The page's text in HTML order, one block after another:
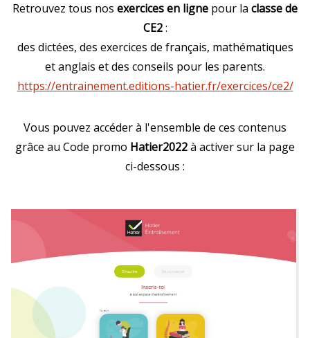
Retrouvez tous nos exercices en ligne pour la classe de
CE2:
des dictées, des exercices de français, mathématiques
et anglais et des conseils pour les parents.
https://entrainement.editions-hatier.fr/exercices/ce2/
Vous pouvez accéder à l'ensemble de ces contenus
grâce au Code promo Hatier2022à activer sur la page
ci-dessous :